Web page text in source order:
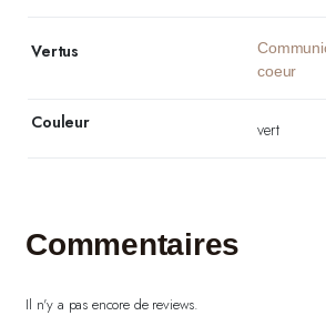
Vertus
coeur
Couleur vert
Commentaires
Il n'y a pas encore de reviews.